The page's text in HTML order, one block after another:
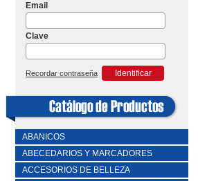
Email
Clave
Recordar contraseña Identificar
ABANICOS
ABECEDARIOS Y MARCADORES
ACCESORIOS DE BELLEZA